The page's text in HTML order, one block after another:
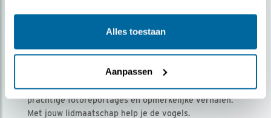
Alles toestaan
Aanpassen
Ontvang 5 x Vogels voor € 36,00 per jaar
Vogels is het tijdschrift voor onze leden, met
prachtige fotoreportages en opmerkelijke verhalen.
Met jouw lidmaatschap help je de vogels.